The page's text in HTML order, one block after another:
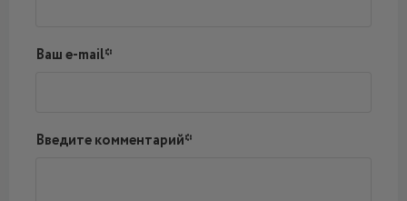
Ваш e-mail*
Введите комментарий*